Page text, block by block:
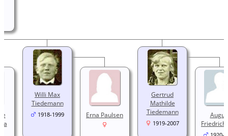
Willi Max
Tiedemann
1918-1999 Erna Paulsen
Gertrud
Mathilde
Tiedemann
1919-2007
Friedrich